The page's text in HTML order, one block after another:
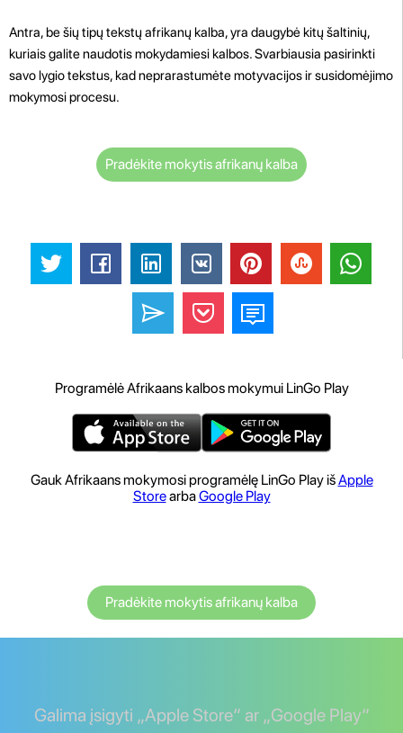
Antra, be šių tipų tekstų afrikanų kalba, yra daugybė kitų šaltinių,
kuriais galite naudotis mokydamiesi kalbos. Svarbiausia pasirinkti
savo lygio tekstus, kad neprarastumėte motyvacijos ir susidomėjimo
mokymosi procesu.
Pradėkite mokytis afrikanų kalba
Programėlė Afrikaans kalbos mokymui LinGo Play
Gauk Afrikaans mokymosi programėlę LinGo Play išApple
StorearbaGoogle Play
Pradėkite mokytis afrikanų kalba
Galima įsigyti „Apple Store“ ar „Google Play“